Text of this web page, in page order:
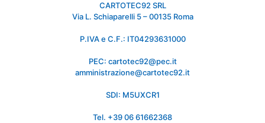
CARTOTEC92 SRL
Via L. Schiaparelli 5 – 00135 Roma
P.IVA e C.F.: IT04293631000
PEC: cartotec92@pec.it
amministrazione@cartotec92.it
SDI: M5UXCR1
Tel. +39 06 61662368